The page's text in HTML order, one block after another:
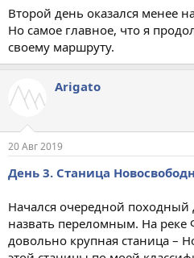
Второй день оказался менее
Но самое главное, что я
своему маршруту.
Arigato
20 Авг 2019
День 3. Станица
Начался очередной
назвать переломным. На реке
довольно крупная станица –